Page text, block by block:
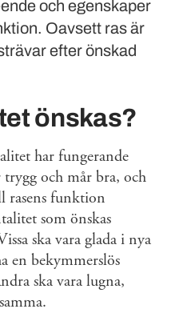
och egenskaper
Oavsett ras är
efter önskad
önskas?
har fungerande
trygg och mår bra, och
rasens funktion
som önskas
ska vara glada i nya
en bekymmerslös
ska vara lugna,